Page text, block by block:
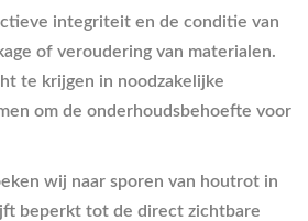
integriteit en de conditie van
of veroudering van materialen.
te krijgen in noodzakelijke
om de onderhoudsbehoefte voor
wij naar sporen van houtrot in
beperkt tot de direct zichtbare